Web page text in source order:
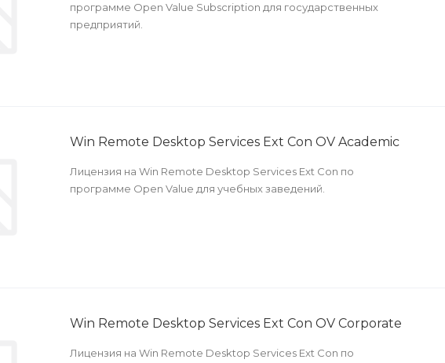
программе Open Value Subscription для государственных
предприятий.
Win Remote Desktop Services Ext Con OV Academic
Лицензия на Win Remote Desktop Services Ext Con по
программе Open Value для учебных заведений.
Win Remote Desktop Services Ext Con OV Corporate
Лицензия на Win Remote Desktop Services Ext Con по